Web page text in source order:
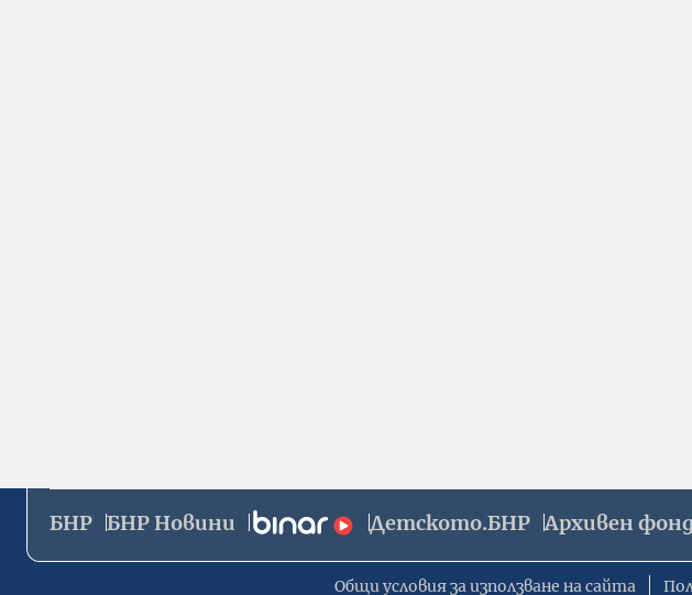
БНР БНР Новини Детското.БНР Архивен
Общи условия за използване на сайта